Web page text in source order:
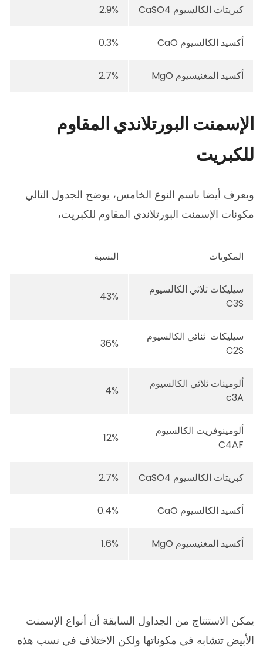
كبريتات الكالسيوم CaSO4 2.9%
أكسيد الكالسيوم CaO 0.3%
أكسيد المغنيسيوم MgO 2.7%
الإسمنت البورتلاندي المقاوم
للكبريت
ويعرف أيضا باسم النوع الخامس، يوضح الجدول التالي
مكونات الإسمنت البورتلاندي المقاوم للكبريت،
المكونات النسبة
سيليكات ثلاثي الكالسيوم
C3S
43%
سيليكات ثنائي الكالسيوم
C2S
36%
ألومينات ثلاثي الكالسيوم
c3A
4%
ألومينوفريت الكالسيوم
C4AF
12%
كبريتات الكالسيوم CaSO4 2.7%
أكسيد الكالسيوم CaO 0.4%
أكسيد المغنيسيوم MgO 1.6%
يمكن الاستنتاج من الجداول السابقة أن أنواع الإسمنت
الأبيض تتشابه في مكوناتها ولكن الاختلاف في نسب هذه